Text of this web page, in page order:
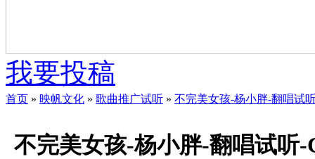
我要投稿
首页 » 映帆文化 » 歌曲推广试听 » 不完美女孩-杨小胖-翻唱试
不完美女孩-杨小胖-翻唱试听